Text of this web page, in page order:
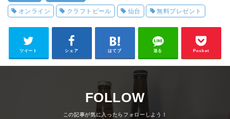
オンライン クラフトビール 仙台 無料プレゼント
ツイート シェア はてブ 送る Pocket
FOLLOW